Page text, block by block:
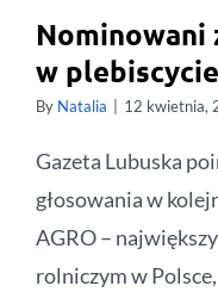
Nominowani
w
By Natalia 12 kwietnia,
Gazeta Lubuska
głosowania w
AGRO –
rolniczym w